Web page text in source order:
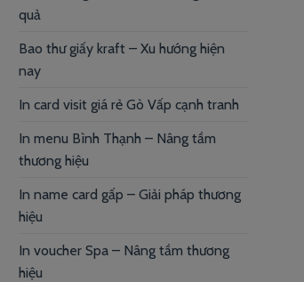
quả
Bao thư giấy kraft – Xu hướng hiện
nay
In card visit giá rẻ Gò Vấp cạnh tranh
In menu Bình Thạnh – Nâng tầm
thương hiệu
In name card gấp – Giải pháp thương
hiệu
In voucher Spa – Nâng tầm thương
hiệu